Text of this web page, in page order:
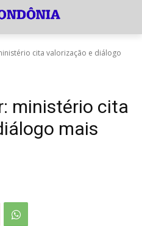
cita valorização e diálogo
ministério cita
mais